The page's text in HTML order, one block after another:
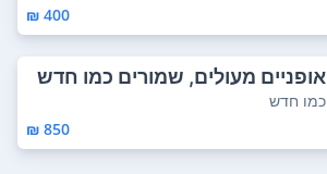
400 ₪
אופניים מעולים, שמורים כמו חדש
כמו חדש
850 ₪